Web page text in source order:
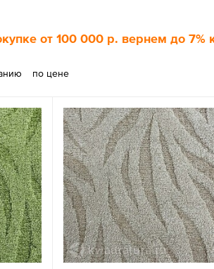
от 100 000 р. вернем до7%
по цене